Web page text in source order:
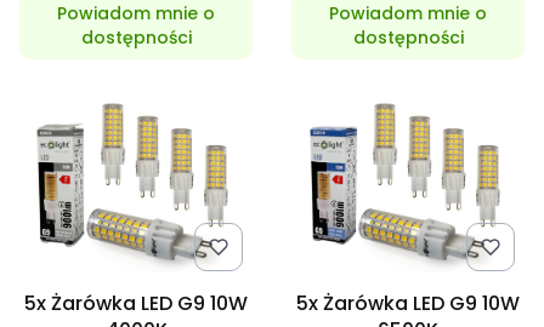
Powiadom mnie o
dostępności
Powiadom mnie o
dostępności
5x Żarówka LED G9 10W
5x Żarówka LED G9 10W